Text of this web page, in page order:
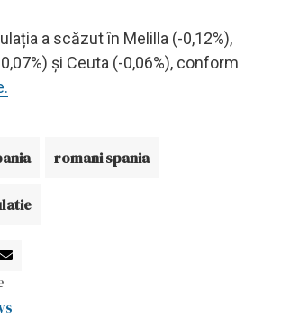
a scăzut în Melilla (-0,12%),
și Ceuta (-0,06%), conform
romani spania